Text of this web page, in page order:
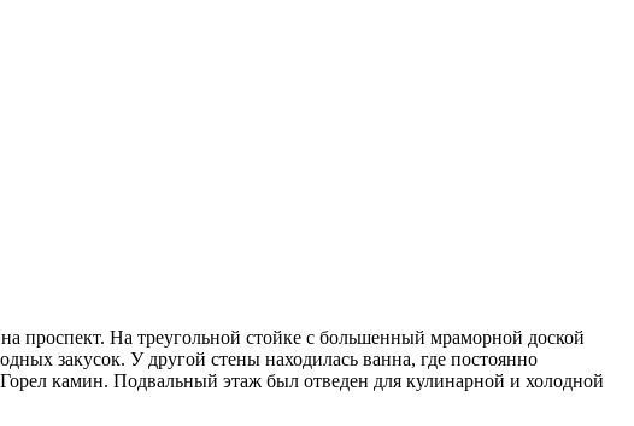
проспект. На треугольной стойке с большенный мраморной доской
закусок. У другой стены находилась ванна, где постоянно
камин. Подвальный этаж был отведен для кулинарной и холодной